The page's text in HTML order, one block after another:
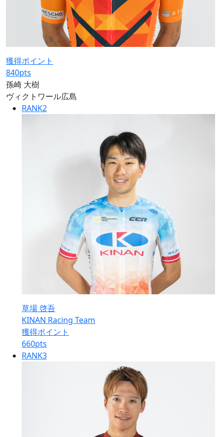
獲得ポイント
840pts
孫崎 大樹
ヴィクトワール広島
RANK2
草場 啓吾
KINAN Racing Team
獲得ポイント
660pts
RANK3